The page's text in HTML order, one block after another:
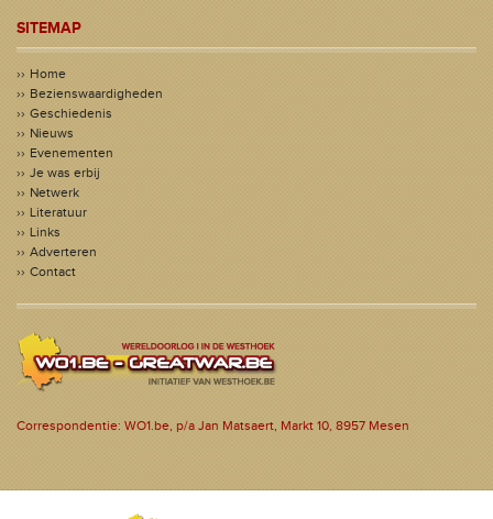
SITEMAP
Home
Bezienswaardigheden
Geschiedenis
Nieuws
Evenementen
Je was erbij
Netwerk
Literatuur
Links
Adverteren
Contact
Correspondentie: WO1.be, p/a Jan Matsaert, Markt 10, 8957 Mesen